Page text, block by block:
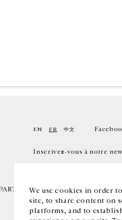
We use cookies in order
site, to share content on
platforms, and to
EN FR 中文
Inscrivez-vous à notre